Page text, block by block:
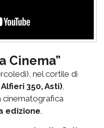
Cinema”
nel cortile di
350, Asti),
cinematografica
edizione.